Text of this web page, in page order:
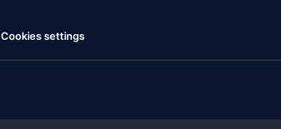
Cookies settings